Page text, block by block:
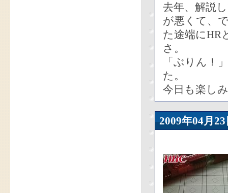
去年、解説
が悪くて、
た途端にHR
さ。
「ぶりん！
た。
今日も楽し
2009年04